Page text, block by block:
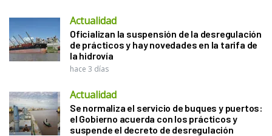
Actualidad
Oficializan la suspensión de la desregulación
de prácticos y hay novedades en la tarifa de
la hidrovía
hace 3 días
Actualidad
Se normaliza el servicio de buques y puertos:
el Gobierno acuerda con los prácticos y
suspende el decreto de desregulación